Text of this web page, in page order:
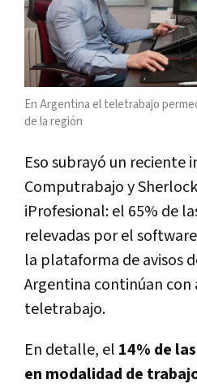
En Argentina el teletrabajo
de la región
Eso subrayó un reciente
Computrabajo y
iProfesional: el 65% de
relevadas por el
la plataforma de avisos
Argentina continúan con
teletrabajo.
En detalle, el 14% de
en modalidad de